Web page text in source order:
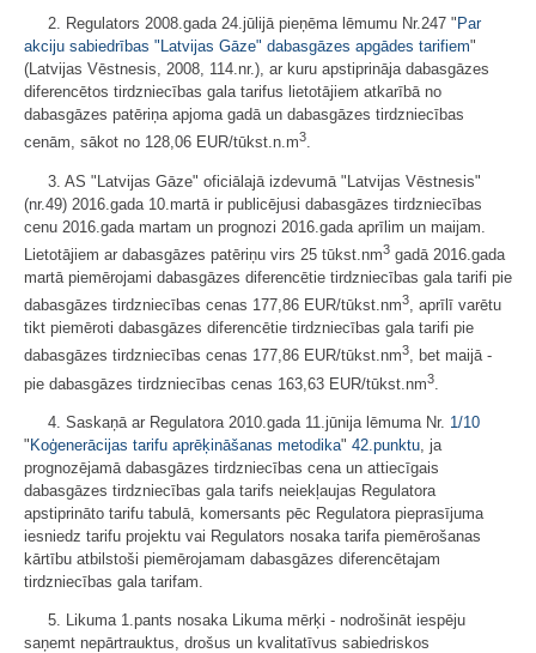
2. Regulators 2008.gada 24.jūlijā pieņēma lēmumu Nr.247 " Par
akciju sabiedrības "Latvijas Gāze" dabasgāzes apgādes tarifiem"
(Latvijas Vēstnesis, 2008, 114.nr.), ar kuru apstiprināja dabasgāzes
diferencētos tirdzniecības gala tarifus lietotājiem atkarībā no
dabasgāzes patēriņa apjoma gadā un dabasgāzes tirdzniecības
cenām, sākot no 128,06 EUR/tūkst.n.m3.
3. AS "Latvijas Gāze" oficiālajā izdevumā "Latvijas Vēstnesis"
(nr.49) 2016.gada 10.martā ir publicējusi dabasgāzes tirdzniecības
cenu 2016.gada martam un prognozi 2016.gada aprīlim un maijam.
Lietotājiem ar dabasgāzes patēriņu virs 25 tūkst.nm3 gadā 2016.gada
martā piemērojami dabasgāzes diferencētie tirdzniecības gala tarifi pie
dabasgāzes tirdzniecības cenas 177,86 EUR/tūkst.nm3, aprīlī varētu
tikt piemēroti dabasgāzes diferencētie tirdzniecības gala tarifi pie
dabasgāzes tirdzniecības cenas 177,86 EUR/tūkst.nm3, bet maijā -
pie dabasgāzes tirdzniecības cenas 163,63 EUR/tūkst.nm3
4. Saskaņā ar Regulatora 2010.gada 11.jūnija lēmuma Nr. 1/10
" Koģenerācijas tarifu aprēķināšanas metodika" 42.punktu , ja
prognozējamā dabasgāzes tirdzniecības cena un attiecīgais
dabasgāzes tirdzniecības gala tarifs neiekļaujas Regulatora
apstiprināto tarifu tabulā, komersants pēc Regulatora pieprasījuma
iesniedz tarifu projektu vai Regulators nosaka tarifa piemērošanas
kārtību atbilstoši piemērojamam dabasgāzes diferencētajam
tirdzniecības gala tarifam.
5. Likuma 1.pants nosaka Likuma mērķi - nodrošināt iespēju
saņemt nepārtrauktus, drošus un kvalitatīvus sabiedriskos